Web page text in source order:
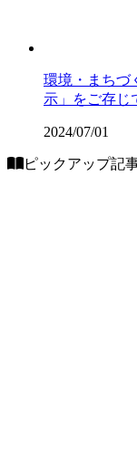
環境・まちづ
示」をご存じ
2024/07/01
ピックアップ記